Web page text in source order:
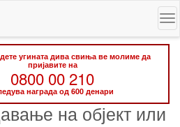
угината дива свиња ве молиме да
пријавите на
0800 00 210
награда од 600 денари
на објект или